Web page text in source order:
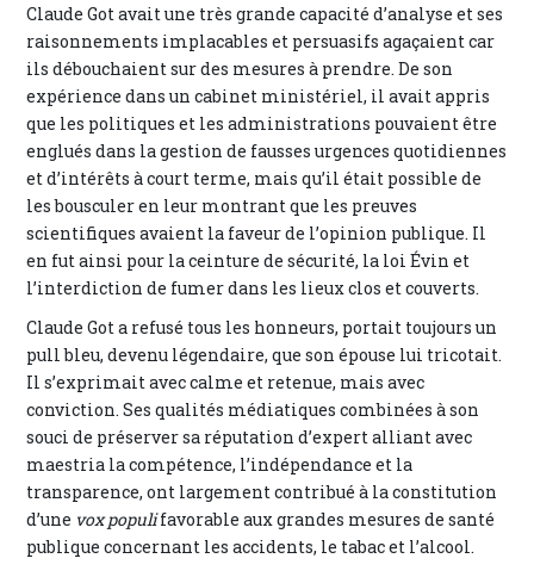
Claude Got avait une très grande capacité d’analyse et ses
raisonnements implacables et persuasifs agaçaient car
ils débouchaient sur des mesures à prendre. De son
expérience dans un cabinet ministériel, il avait appris
que les politiques et les administrations pouvaient être
englués dans la gestion de fausses urgences quotidiennes
et d’intérêts à court terme, mais qu’il était possible de
les bousculer en leur montrant que les preuves
scientifiques avaient la faveur de l’opinion publique. Il
en fut ainsi pour la ceinture de sécurité, la loi Évin et
l’interdiction de fumer dans les lieux clos et couverts.
Claude Got a refusé tous les honneurs, portait toujours un
pull bleu, devenu légendaire, que son épouse lui tricotait.
Il s’exprimait avec calme et retenue, mais avec
conviction. Ses qualités médiatiques combinées à son
souci de préserver sa réputation d’expert alliant avec
maestria la compétence, l’indépendance et la
transparence, ont largement contribué à la constitution
d’une vox populifavorable aux grandes mesures de santé
publique concernant les accidents, le tabac et l’alcool.